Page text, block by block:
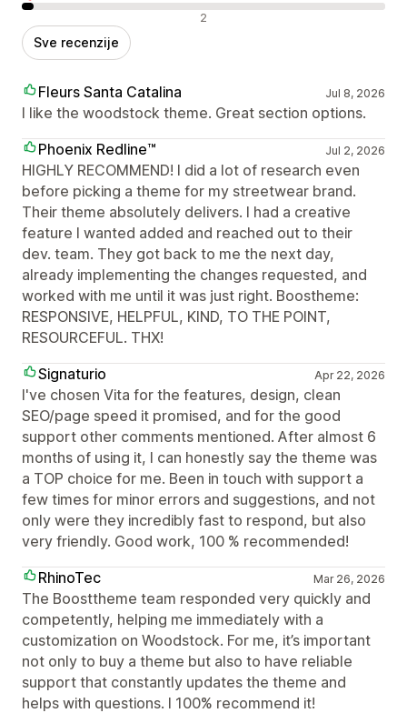
Negativne recenzije 2
Sve recenzije
Fleurs Santa Catalina Jul 8, 2026
I like the woodstock theme. Great section options.
Phoenix Redline™
Jul 2, 2026
HIGHLY RECOMMEND! I did a lot of research even
before picking a theme for my streetwear brand.
Their theme absolutely delivers. I had a creative
feature I wanted added and reached out to their
dev. team. They got back to me the next day,
already implementing the changes requested, and
worked with me until it was just right. Boostheme:
RESPONSIVE, HELPFUL, KIND, TO THE POINT,
RESOURCEFUL. THX!
Signaturio
Apr 22, 2026
I've chosen Vita for the features, design, clean
SEO/page speed it promised, and for the good
support other comments mentioned. After almost 6
months of using it, I can honestly say the theme was
a TOP choice for me. Been in touch with support a
few times for minor errors and suggestions, and not
only were they incredibly fast to respond, but also
very friendly. Good work, 100 % recommended!
RhinoTec
Mar 26, 2026
The Boosttheme team responded very quickly and
competently, helping me immediately with a
customization on Woodstock. For me, it’s important
not only to buy a theme but also to have reliable
support that constantly updates the theme and
helps with questions. I 100% recommend it!